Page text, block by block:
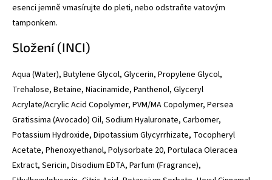
esenci jemně vmasírujte do pleti, nebo odstraňte vatovým
tamponkem.
Složení (INCI)
Aqua (Water), Butylene Glycol, Glycerin, Propylene Glycol,
Trehalose, Betaine, Niacinamide, Panthenol, Glyceryl
Acrylate/Acrylic Acid Copolymer, PVM/MA Copolymer, Persea
Gratissima (Avocado) Oil, Sodium Hyaluronate, Carbomer,
Potassium Hydroxide, Dipotassium Glycyrrhizate, Tocopheryl
Acetate, Phenoxyethanol, Polysorbate 20, Portulaca Oleracea
Extract, Sericin, Disodium EDTA, Parfum (Fragrance),